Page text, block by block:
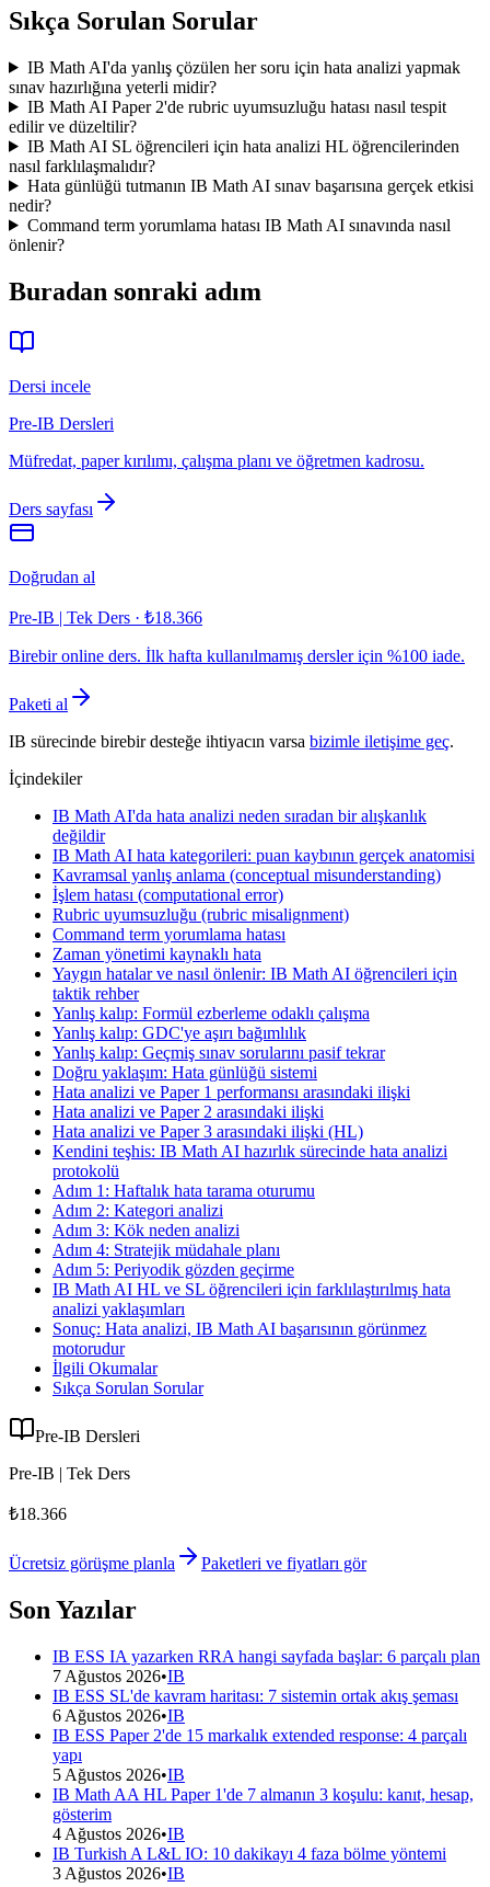
Sıkça Sorulan Sorular
IB Math AI'da yanlış çözülen her soru için hata analizi yapmak
sınav hazırlığına yeterli midir?
IB Math AI Paper 2'de rubric uyumsuzluğu hatası nasıl tespit
edilir ve düzeltilir?
IB Math AI SL öğrencileri için hata analizi HL öğrencilerinden
nasıl farklılaşmalıdır?
Hata günlüğü tutmanın IB Math AI sınav başarısına gerçek etkisi
nedir?
Command term yorumlama hatası IB Math AI sınavında nasıl
önlenir?
Buradan sonraki adım
Dersi incele
Pre-IB Dersleri
Müfredat, paper kırılımı, çalışma planı ve öğretmen kadrosu.
Ders sayfası
Doğrudan al
Pre-IB | Tek Ders · ₺18.366
Birebir online ders. İlk hafta kullanılmamış dersler için %100 iade.
Paketi al
IB sürecinde birebir desteğe ihtiyacın varsa bizimle iletişime geç.
İçindekiler
IB Math AI'da hata analizi neden sıradan bir alışkanlık
değildir
IB Math AI hata kategorileri: puan kaybının gerçek anatomisi
Kavramsal yanlış anlama (conceptual misunderstanding)
İşlem hatası (computational error)
Rubric uyumsuzluğu (rubric misalignment)
Command term yorumlama hatası
Zaman yönetimi kaynaklı hata
Yaygın hatalar ve nasıl önlenir: IB Math AI öğrencileri için
taktik rehber
Yanlış kalıp: Formül ezberleme odaklı çalışma
Yanlış kalıp: GDC'ye aşırı bağımlılık
Yanlış kalıp: Geçmiş sınav sorularını pasif tekrar
Doğru yaklaşım: Hata günlüğü sistemi
Hata analizi ve Paper 1 performansı arasındaki ilişki
Hata analizi ve Paper 2 arasındaki ilişki
Hata analizi ve Paper 3 arasındaki ilişki (HL)
Kendini teşhis: IB Math AI hazırlık sürecinde hata analizi
protokolü
Adım 1: Haftalık hata tarama oturumu
Adım 2: Kategori analizi
Adım 3: Kök neden analizi
Adım 4: Stratejik müdahale planı
Adım 5: Periyodik gözden geçirme
IB Math AI HL ve SL öğrencileri için farklılaştırılmış hata
analizi yaklaşımları
Sonuç: Hata analizi, IB Math AI başarısının görünmez
motorudur
İlgili Okumalar
Sıkça Sorulan Sorular
Pre-IB Dersleri
Pre-IB | Tek Ders
₺18.366
Ücretsiz görüşme planla Paketleri ve fiyatları gör
Son Yazılar
IB ESS IA yazarken RRA hangi sayfada başlar: 6 parçalı plan
7 Ağustos 2026•IB
IB ESS SL'de kavram haritası: 7 sistemin ortak akış şeması
6 Ağustos 2026•IB
IB ESS Paper 2'de 15 markalık extended response: 4 parçalı
yapı
5 Ağustos 2026•IB
IB Math AA HL Paper 1'de 7 almanın 3 koşulu: kanıt, hesap,
gösterim
4 Ağustos 2026•IB
IB Turkish A L&L IO: 10 dakikayı 4 faza bölme yöntemi
3 Ağustos 2026•IB